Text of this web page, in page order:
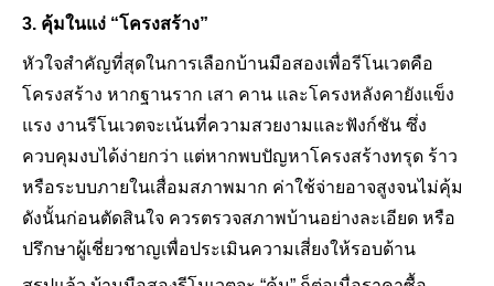
3. คุ้มในแง่ “โครงสร้าง”
หัวใจสำคัญที่สุดในการเลือกบ้านมือสองเพื่อรีโนเวตคือ
โครงสร้าง หากฐานราก เสา คาน และโครงหลังคายังแข็ง
แรง งานรีโนเวตจะเน้นที่ความสวยงามและฟังก์ชัน ซึ่ง
ควบคุมงบได้ง่ายกว่า แต่หากพบปัญหาโครงสร้างทรุด ร้าว
หรือระบบภายในเสื่อมสภาพมาก ค่าใช้จ่ายอาจสูงจนไม่คุ้ม
ดังนั้นก่อนตัดสินใจ ควรตรวจสภาพบ้านอย่างละเอียด หรือ
ปรึกษาผู้เชี่ยวชาญเพื่อประเมินความเสี่ยงให้รอบด้าน